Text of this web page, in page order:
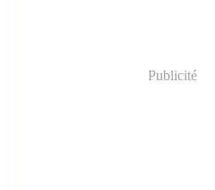
Publicité